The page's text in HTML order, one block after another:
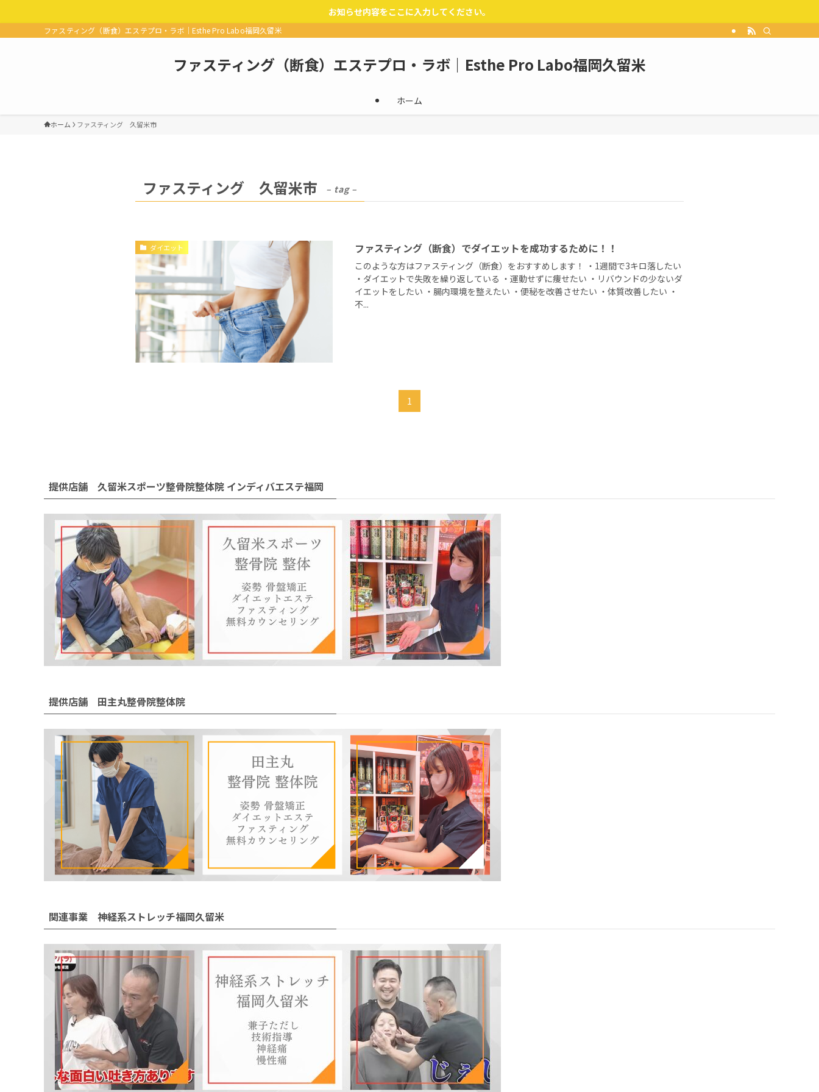
お知らせ内容をここに入力してください。
ファスティング（断食）エステプロ・ラボ｜Esthe Pro Labo福岡久留米
ファスティング（断食）エステプロ・ラボ｜Esthe Pro Labo福岡久留米
ホーム
ホーム ファスティング 久留米市
ファスティング 久留米市 – tag –
ダイエット ファスティング（断食）でダイエットを成功するために！！
このような方はファスティング（断食）をおすすめします！ ・1週間で3キロ落したい
・ダイエットで失敗を繰り返している ・運動せずに痩せたい ・リバウンドの少ないダ
イエットをしたい ・腸内環境を整えたい ・便秘を改善させたい ・体質改善したい ・
不...
1
提供店舗 久留米スポーツ整骨院整体院 インディバエステ福岡
提供店舗 田主丸整骨院整体院
関連事業 神経系ストレッチ福岡久留米